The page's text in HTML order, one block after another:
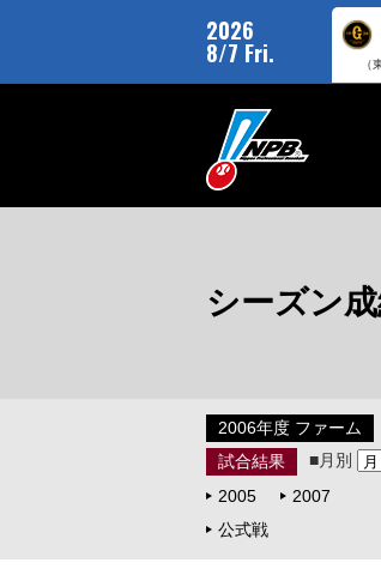
2026
8/7 Fri. （
シーズン
2006年度 ファーム
試合結果
■月別
2005
2007
公式戦